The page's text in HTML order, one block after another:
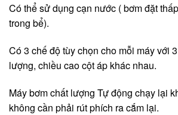
Có thể sử dụng cạn nước ( bơm đặt
trong bể).
Có 3 chế độ tùy chọn cho mỗi máy với
lượng, chiều cao cột áp khác nhau.
Máy bơm chất lượng Tự động chạy lại
không cần phải rút phích ra cắm lại.